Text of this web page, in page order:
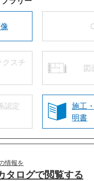
クスチ
図
認定
施工
明書
情報を
タログで閲覧する